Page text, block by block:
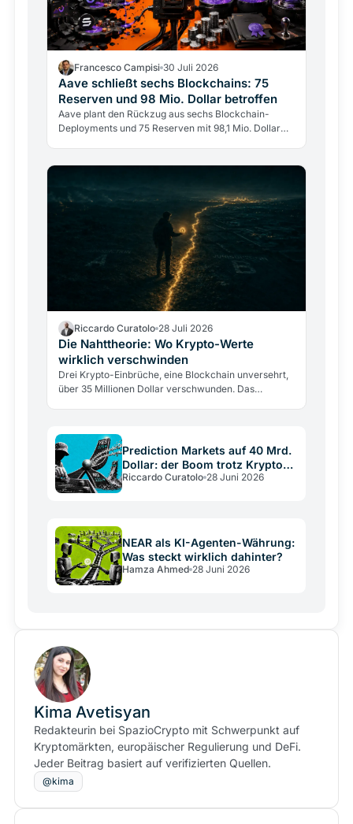
Francesco Campisi 30 Juli 2026
Aave schließt sechs Blockchains: 75
Reserven und 98 Mio. Dollar betroffen
Aave plant den Rückzug aus sechs Blockchain-
Deployments und 75 Reserven mit 98,1 Mio. Dollar
Riccardo Curatolo 28 Juli 2026
Die Nahttheorie: Wo Krypto-Werte
wirklich verschwinden
Drei Krypto-Einbrüche, eine Blockchain unversehrt,
über 35 Millionen Dollar verschwunden. Das
Prediction Markets auf 40 Mrd.
Dollar: der Boom trotz Krypto-
Crash
Riccardo Curatolo 28 Juni 2026
NEAR als KI-Agenten-Währung:
Was steckt wirklich dahinter?
Hamza Ahmed 28 Juni 2026
Kima Avetisyan
Redakteurin bei SpazioCrypto mit Schwerpunkt auf
Kryptomärkten, europäischer Regulierung und DeFi.
Jeder Beitrag basiert auf verifizierten Quellen.
@kima